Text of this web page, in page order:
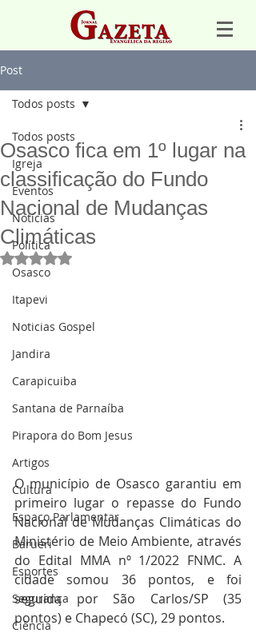
Post
Todos posts
Igreja
Eventos
Notícias
Política
Osasco
Itapevi
Noticias Gospel
Jandira
Carapicuiba
Santana de Parnaíba
Pirapora do Bom Jesus
Artigos
Cultura
Espaço Parlamentar
Barueri
Esportes
Segurança
Ciência
Todos posts
Osasco fica em 1º lugar na
classificação do Fundo
Nacional de Mudanças
Climáticas
Avaliado com NaN de 5 estrelas.
O município de Osasco garantiu em
primeiro lugar o repasse do Fundo
Nacional de Mudanças Climáticas do
Ministério de Meio Ambiente, através
do Edital MMA nº 1/2022 FNMC. A
cidade somou 36 pontos, e foi
seguida por São Carlos/SP (35
pontos) e Chapecó (SC), 29 pontos.